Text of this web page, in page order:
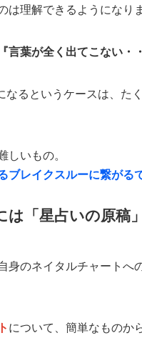
理解できるようになりま
『言葉が全く出てこない・
なるというケースは、た
いもの。
ブレイクスルーに繋がる
は「星占いの原稿
身のネイタルチャートへ
について、簡単なものか